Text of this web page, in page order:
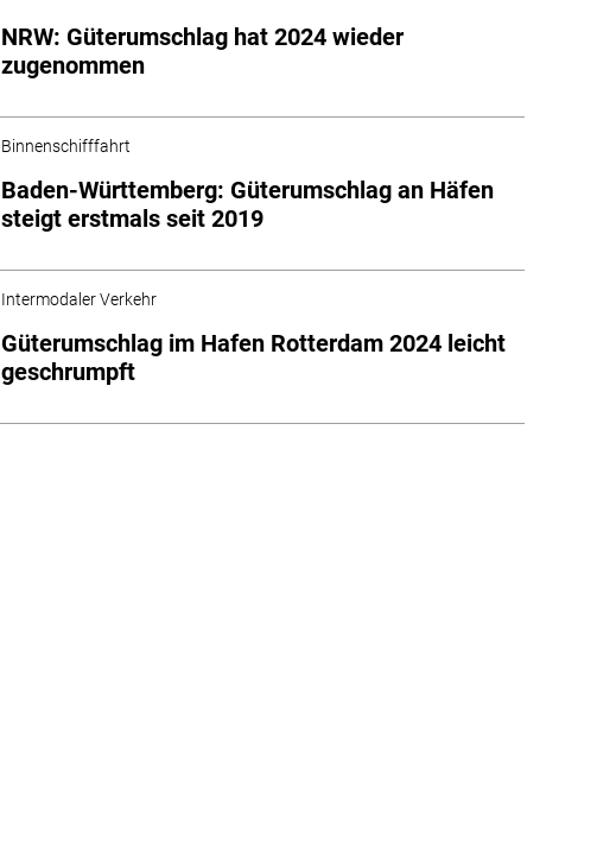
NRW: Güterumschlag hat 2024 wieder
zugenommen
Binnenschifffahrt
Baden-Württemberg: Güterumschlag an Häfen
steigt erstmals seit 2019
Intermodaler Verkehr
Güterumschlag im Hafen Rotterdam 2024 leicht
geschrumpft